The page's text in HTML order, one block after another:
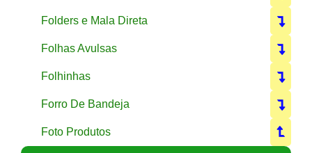
Folders e Mala Direta
Folhas Avulsas
Folhinhas
Forro De Bandeja
Foto Produtos